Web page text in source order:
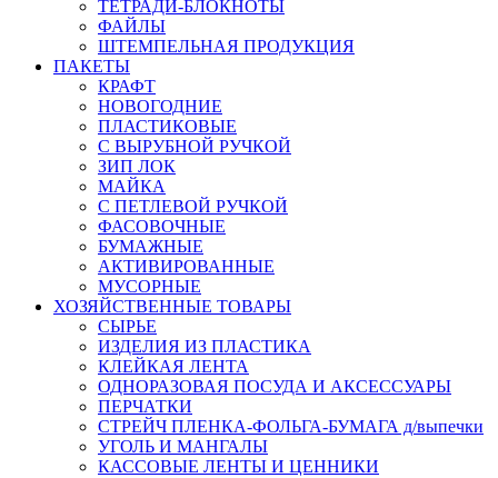
ТЕТРАДИ-БЛОКНОТЫ
ФАЙЛЫ
ШТЕМПЕЛЬНАЯ ПРОДУКЦИЯ
ПАКЕТЫ
КРАФТ
НОВОГОДНИЕ
ПЛАСТИКОВЫЕ
С ВЫРУБНОЙ РУЧКОЙ
ЗИП ЛОК
МАЙКА
С ПЕТЛЕВОЙ РУЧКОЙ
ФАСОВОЧНЫЕ
БУМАЖНЫЕ
АКТИВИРОВАННЫЕ
МУСОРНЫЕ
ХОЗЯЙСТВЕННЫЕ ТОВАРЫ
СЫРЬЕ
ИЗДЕЛИЯ ИЗ ПЛАСТИКА
КЛЕЙКАЯ ЛЕНТА
ОДНОРАЗОВАЯ ПОСУДА И АКСЕССУАРЫ
ПЕРЧАТКИ
СТРЕЙЧ ПЛЕНКА-ФОЛЬГА-БУМАГА д/выпечки
УГОЛЬ И МАНГАЛЫ
КАССОВЫЕ ЛЕНТЫ И ЦЕННИКИ